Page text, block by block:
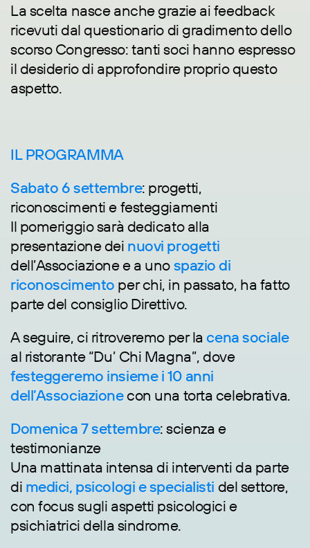
La scelta nasce anche grazie ai feedback
ricevuti dal questionario di gradimento dello
scorso Congresso: tanti soci hanno espresso
il desiderio di approfondire proprio questo
aspetto.
IL PROGRAMMA
Sabato 6 settembre: progetti,
riconoscimenti e festeggiamenti
Il pomeriggio sarà dedicato alla
presentazione dei nuovi progetti
dell’Associazione e a unospazio di
riconoscimento per chi, in passato, ha fatto
parte del consiglio Direttivo.
A seguire, ci ritroveremo per lacena sociale
al ristorante “Du’ Chi Magna”, dove
festeggeremo insieme i 10 anni
dell’Associazionecon una torta celebrativa.
Domenica 7 settembre: scienza e
testimonianze
Una mattinata intensa di interventi da parte
di medici, psicologi e specialisti del settore,
con focus sugli aspetti psicologici e
psichiatrici della sindrome.